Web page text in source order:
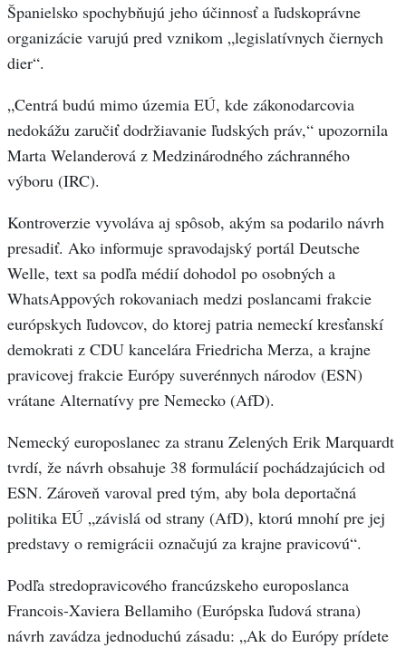
Španielsko spochybňujú jeho účinnosť a ľudskoprávne
organizácie varujú pred vznikom „legislatívnych čiernych
dier“.
„Centrá budú mimo územia EÚ, kde zákonodarcovia
nedokážu zaručiť dodržiavanie ľudských práv,“ upozornila
Marta Welanderová z Medzinárodného záchranného
výboru (IRC).
Kontroverzie vyvoláva aj spôsob, akým sa podarilo návrh
presadiť. Ako informuje spravodajský portál Deutsche
Welle, text sa podľa médií dohodol po osobných a
WhatsAppových rokovaniach medzi poslancami frakcie
európskych ľudovcov, do ktorej patria nemeckí kresťanskí
demokrati z CDU kancelára Friedricha Merza, a krajne
pravicovej frakcie Európy suverénnych národov (ESN)
vrátane Alternatívy pre Nemecko (AfD).
Nemecký europoslanec za stranu Zelených Erik Marquardt
tvrdí, že návrh obsahuje 38 formulácií pochádzajúcich od
ESN. Zároveň varoval pred tým, aby bola deportačná
politika EÚ „závislá od strany (AfD), ktorú mnohí pre jej
predstavy o remigrácii označujú za krajne pravicovú“.
Podľa stredopravicového francúzskeho europoslanca
Francois-Xaviera Bellamiho (Európska ľudová strana)
návrh zavádza jednoduchú zásadu: „Ak do Európy prídete